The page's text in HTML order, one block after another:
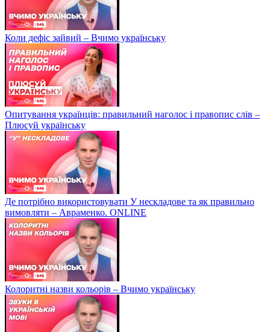
Коли дефіс зайвий – Вчимо українську
Опитування українців: правильний наголос і правопис слів –
Плюсуй українську
Де потрібно використовувати У нескладове та як правильно
вимовляти – Авраменко. ONLINE
Колоритні назви кольорів – Вчимо українську